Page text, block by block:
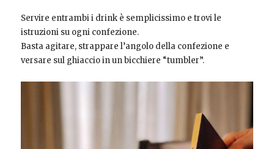
Servire entrambi i drink è semplicissimo e trovi le
istruzioni su ogni confezione.
Basta agitare, strappare l’angolo della confezione e
versare sul ghiaccio in un bicchiere “tumbler”.